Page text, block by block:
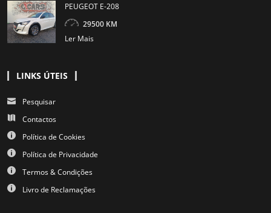
PEUGEOT E-208
29500 KM
Ler Mais
LINKS ÚTEIS
Pesquisar
Contactos
Política de Cookies
Política de Privacidade
Termos & Condições
Livro de Reclamações